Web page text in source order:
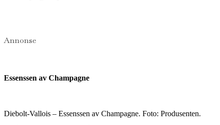
Annonse
Essenssen av Champagne
Diebolt-Vallois – Essenssen av Champagne. Foto: Produsenten.